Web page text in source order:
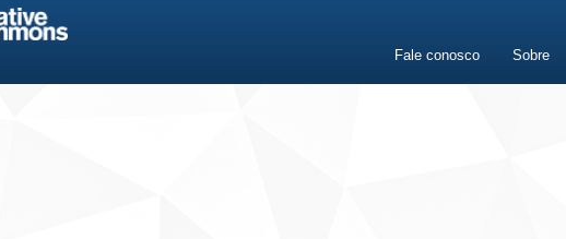
Fale conosco Sobre